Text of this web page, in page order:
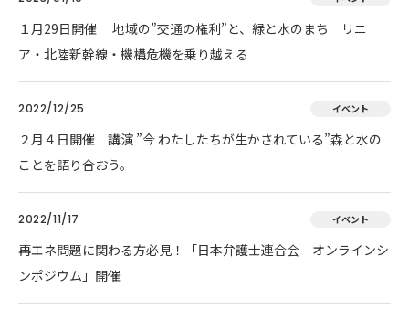
１月29日開催 地域の”交通の権利”と、緑と水のまち リニ
ア・北陸新幹線・機構危機を乗り越える
2022/12/25 イベント
２月４日開催 講演 ”今 わたしたちが生かされている”森と水の
ことを語り合おう。
2022/11/17 イベント
再エネ問題に関わる方必見！「日本弁護士連合会 オンラインシ
ンポジウム」開催